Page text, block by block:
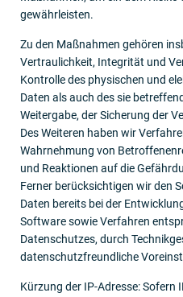
gewährleisten.
Zu den Maßnahmen gehören
Vertraulichkeit, Integrität und
Kontrolle des physischen und
Daten als auch des sie
Weitergabe, der Sicherung der
Des Weiteren haben wir
Wahrnehmung von
und Reaktionen auf die
Ferner berücksichtigen wir den
Daten bereits bei der
Software sowie Verfahren
Datenschutzes, durch
datenschutzfreundliche
Kürzung der IP-Adresse: Sofern